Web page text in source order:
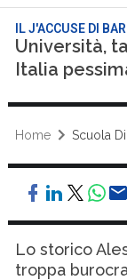
IL J'ACCUSE DI
Università,
Italia
Home Scuola
Lo storico
troppa